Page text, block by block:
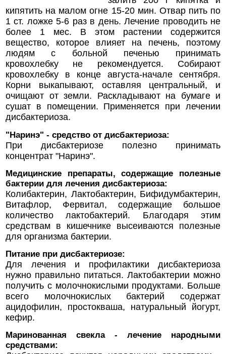
кипятить на малом огне 15-20 мин. Отвар пить по
1 ст. ложке 5-6 раз в день. Лечение проводить не
более 1 мес. В этом растении содержится
вещество, которое влияет на печень, поэтому
людям с больной печенью принимать
кровохлебку не рекомендуется. Собирают
кровохлебку в конце августа-начале сентября.
Корни выкапывают, оставляя центральный, и
очищают от земли. Раскладывают на бумаге и
сушат в помещении. Применяется при лечении
дисбактериоза.
"Наринэ" - средство от дисбактериоза:
При дисбактериозе полезно принимать
концентрат "Наринэ".
Медицинские препараты, содержащие полезные
бактерии для лечения дисбактериоза:
Колибактерин, Лактобактерин, Бифидумбактерин,
Витафлор, Фервитал, содержащие большое
количество лактобактерий. Благодаря этим
средствам в кишечнике высеиваются полезные
для организма бактерии.
Питание при дисбактериозе:
Для лечения и профилактики дисбактериоза
нужно правильно питаться. Лактобактерии можно
получить с молочнокислыми продуктами. Больше
всего молочнокислых бактерий содержат
ацидофилин, простокваша, натуральный йогурт,
кефир.
Маринованная свекла - лечение народными
средствами: